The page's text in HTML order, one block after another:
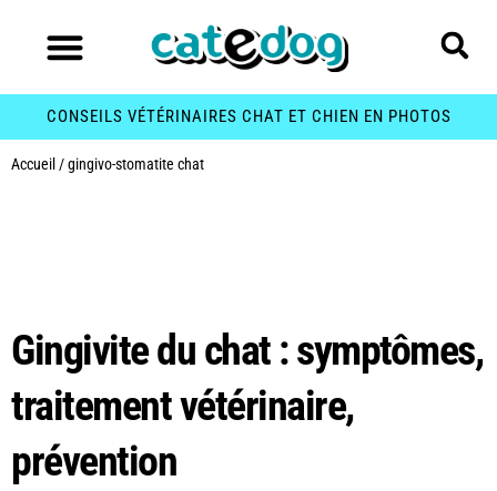
CONSEILS VÉTÉRINAIRES CHAT ET CHIEN EN PHOTOS
Accueil /gingivo-stomatite chat
Gingivite du chat : symptômes,
traitement vétérinaire,
prévention